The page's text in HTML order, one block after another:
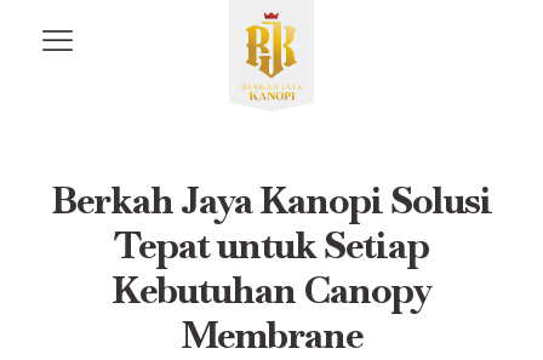
Berkah Jaya Kanopi Solusi
Tepat untuk Setiap
Kebutuhan Canopy
Membrane